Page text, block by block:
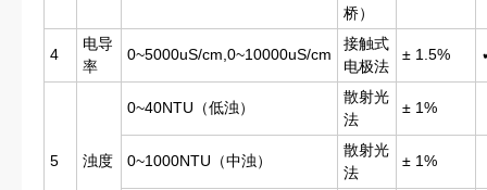
桥）
4
电导
率
0~5000uS/cm,0~10000uS/cm
接触式
电极法
± 1.5%
5 浊度
0~40NTU（低浊）
散射光
法
± 1%
0~1000NTU（中浊）
散射光
法
± 1%